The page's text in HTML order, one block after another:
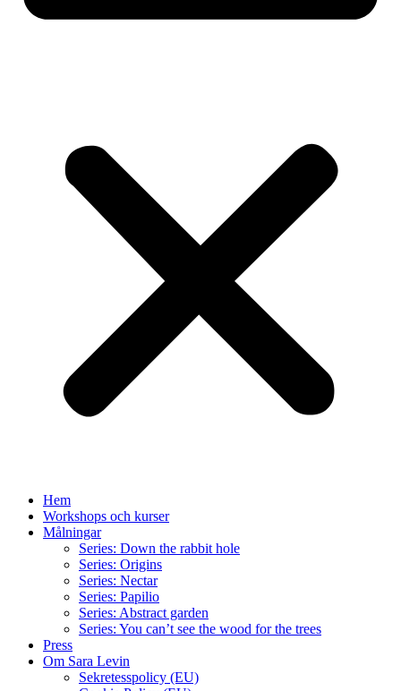
Hem
Workshops och kurser
Målningar
Series: Down the rabbit hole
Series: Origins
Series: Nectar
Series: Papilio
Series: Abstract garden
Series: You can’t see the wood for the trees
Press
Om Sara Levin
Sekretesspolicy (EU)